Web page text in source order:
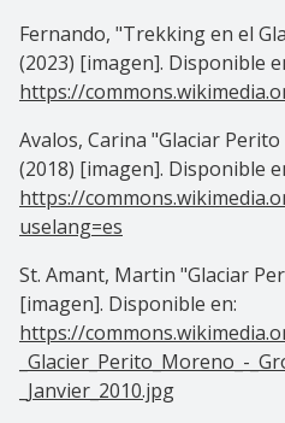
Fernando, "Trekking en el
(2023) [imagen]. Disponible
https://
Avalos, Carina "Glaciar
(2018) [imagen]. Disponible
https://
uselang=es
St. Amant, Martin "Glaciar
[imagen]. Disponible en:
https://
_Glacier_Perito_Moreno_-
_Janvier_2010.jpg